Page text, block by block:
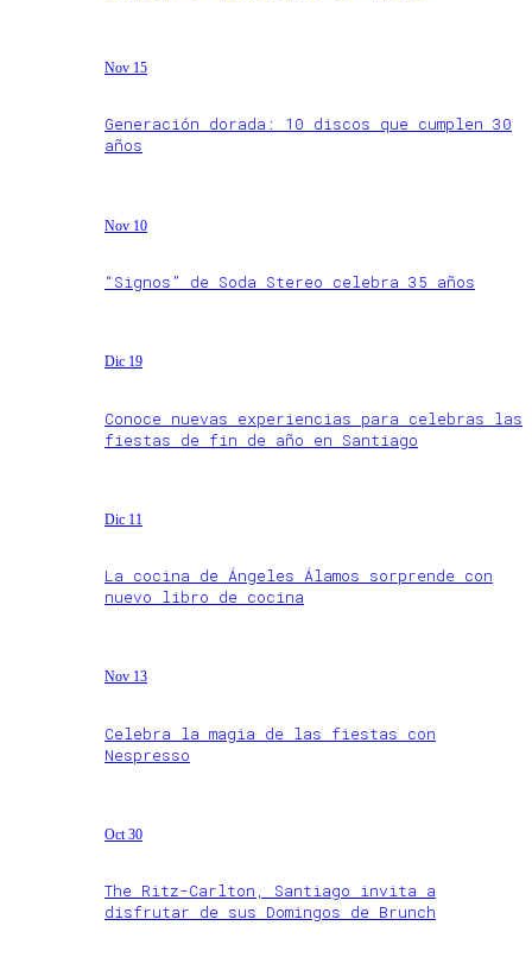
Nov 15
Generación dorada: 10 discos que cumplen 30
años
Nov 10
“Signos” de Soda Stereo celebra 35 años
Dic 19
Conoce nuevas experiencias para celebras las
fiestas de fin de año en Santiago
Dic 11
La cocina de Ángeles Álamos sorprende con
nuevo libro de cocina
Nov 13
Celebra la magia de las fiestas con
Nespresso
Oct 30
The Ritz-Carlton, Santiago invita a
disfrutar de sus Domingos de Brunch